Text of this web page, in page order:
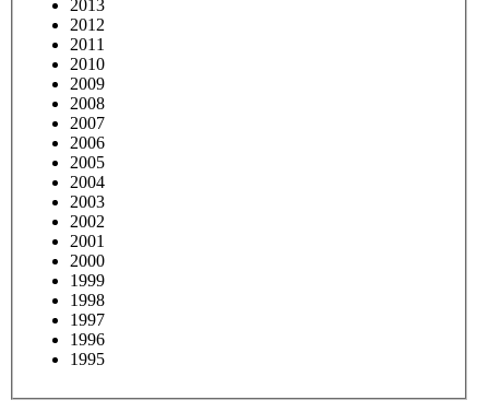
2013
2012
2011
2010
2009
2008
2007
2006
2005
2004
2003
2002
2001
2000
1999
1998
1997
1996
1995